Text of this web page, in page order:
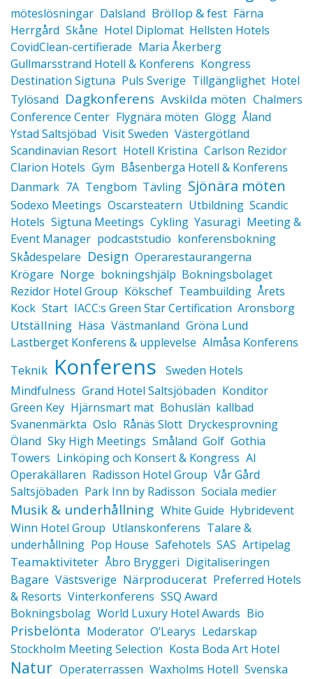
möteslösningar Dalsland Bröllop & fest Färna
Herrgård Skåne Hotel Diplomat Hellsten Hotels
CovidClean-certifierade Maria Åkerberg
Gullmarsstrand Hotell & Konferens Kongress
Destination Sigtuna Puls Sverige Tillgänglighet Hotel
Tylösand Dagkonferens Avskilda möten Chalmers
Conference Center Flygnära möten Glögg Åland
Ystad Saltsjöbad Visit Sweden Västergötland
Scandinavian Resort Hotell Kristina Carlson Rezidor
Clarion Hotels Gym Båsenberga Hotell & Konferens
Danmark 7A Tengbom Tävling Sjönära möten
Sodexo Meetings Oscarsteatern Utbildning Scandic
Hotels Sigtuna Meetings Cykling Yasuragi Meeting &
Event Manager podcaststudio konferensbokning
Skådespelare Design Operarestaurangerna
Krögare Norge bokningshjälp Bokningsbolaget
Rezidor Hotel Group Kökschef Teambuilding Årets
Kock Start IACC:s Green Star Certification Aronsborg
Utställning Häsa Västmanland Gröna Lund
Lastberget Konferens & upplevelse Almåsa Konferens
Teknik Konferens
Sweden Hotels
Mindfulness Grand Hotel Saltsjöbaden Konditor
Green Key Hjärnsmart mat Bohuslän kallbad
Svanenmärkta Oslo Rånäs Slott Dryckesprovning
Öland Sky High Meetings Småland Golf Gothia
Towers Linköping och Konsert & Kongress AI
Operakällaren Radisson Hotel Group Vår Gård
Saltsjöbaden Park Inn by Radisson Sociala medier
Musik & underhållning White Guide Hybridevent
Winn Hotel Group Utlanskonferens Talare &
underhållning Pop House Safehotels SAS Artipelag
Teamaktiviteter Åbro Bryggeri Digitaliseringen
Bagare Västsverige Närproducerat Preferred Hotels
& Resorts Vinterkonferens SSQ Award
Bokningsbolag World Luxury Hotel Awards Bio
Prisbelönta Moderator O’Learys Ledarskap
Stockholm Meeting Selection Kosta Boda Art Hotel
Natur Operaterrassen Waxholms Hotell Svenska